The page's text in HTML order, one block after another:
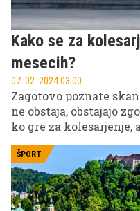
Kako se za
mesecih?
07. 02. 2024 03.00
Zagotovo poznate
ne obstaja, obstajajo
ko gre za
bolj zapletena in je
je to odvisno od več
najdražji kolesarski
oblečeš tako, da si
Običajno pa so tri
ŠPORT